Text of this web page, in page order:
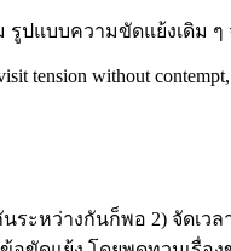
ปแบบความขัดแย้งเดิม ๆ
tension without
ะหว่างกันก็พอ 2) จัดเ